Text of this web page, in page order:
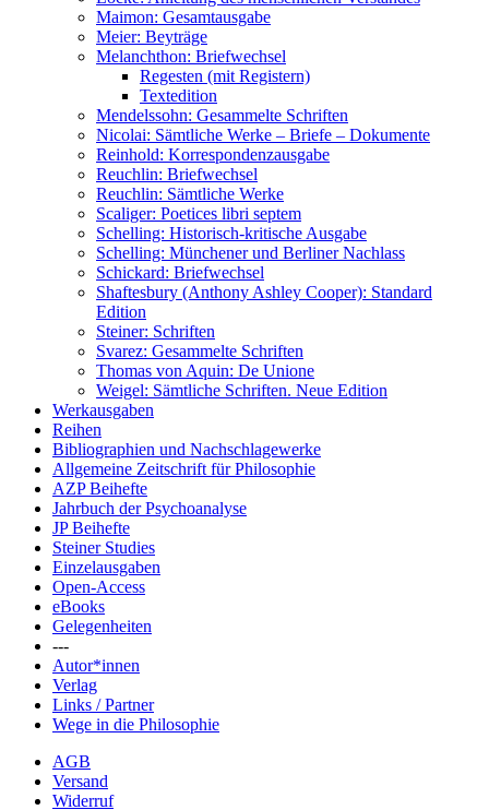
Maimon: Gesamtausgabe
Meier: Beyträge
Melanchthon: Briefwechsel
Regesten (mit Registern)
Textedition
Mendelssohn: Gesammelte Schriften
Nicolai: Sämtliche Werke – Briefe – Dokumente
Reinhold: Korrespondenzausgabe
Reuchlin: Briefwechsel
Reuchlin: Sämtliche Werke
Scaliger: Poetices libri septem
Schelling: Historisch-kritische Ausgabe
Schelling: Münchener und Berliner Nachlass
Schickard: Briefwechsel
Shaftesbury (Anthony Ashley Cooper): Standard
Edition
Steiner: Schriften
Svarez: Gesammelte Schriften
Thomas von Aquin: De Unione
Weigel: Sämtliche Schriften. Neue Edition
Werkausgaben
Reihen
Bibliographien und Nachschlagewerke
Allgemeine Zeitschrift für Philosophie
AZP Beihefte
Jahrbuch der Psychoanalyse
JP Beihefte
Steiner Studies
Einzelausgaben
Open-Access
eBooks
Gelegenheiten
---
Autor*innen
Verlag
Links / Partner
Wege in die Philosophie
AGB
Versand
Widerruf